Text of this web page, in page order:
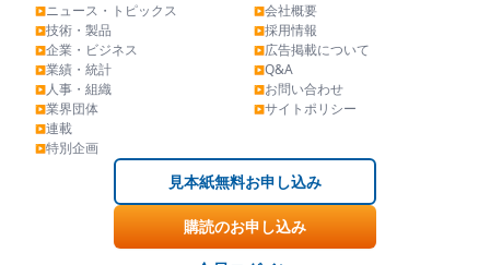
▶ ニュース・トピックス
▶ 技術・製品
▶ 企業・ビジネス
▶ 業績・統計
▶ 人事・組織
▶ 業界団体
▶ 連載
▶ 特別企画
▶ 会社概要
▶ 採用情報
▶ 広告掲載について
▶ Q&A
▶ お問い合わせ
▶ サイトポリシー
見本紙無料お申し込み
購読のお申し込み